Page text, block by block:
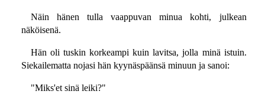
Näin hänen tulla vaappuvan minua kohti, julkean
näköisenä.
Hän oli tuskin korkeampi kuin lavitsa, jolla minä istuin.
Siekailematta nojasi hän kyynäspäänsä minuun ja sanoi:
"Miks'et sinä leiki?"